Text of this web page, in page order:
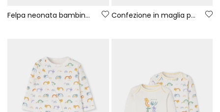
Felpa neonata bambina verde stampa fiori Confezione in maglia per neonato bianca con stampa arcobaleno e animali